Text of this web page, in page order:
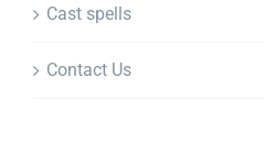
Cast spells
Contact Us